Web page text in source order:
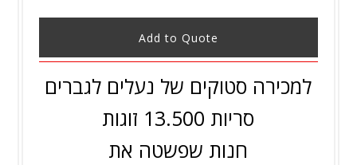
Add to Quote
למכירה סטוקים של נעלים לגברים
סריות 13.500 זוגות
חנות שפשטה את